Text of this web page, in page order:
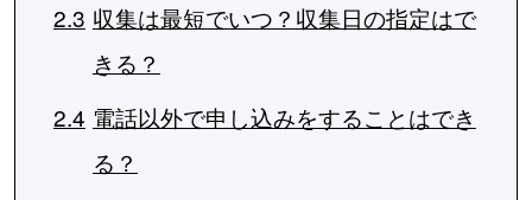
2.3 収集は最短でいつ？収集日の指定はで
きる？
2.4 電話以外で申し込みをすることはでき
る？